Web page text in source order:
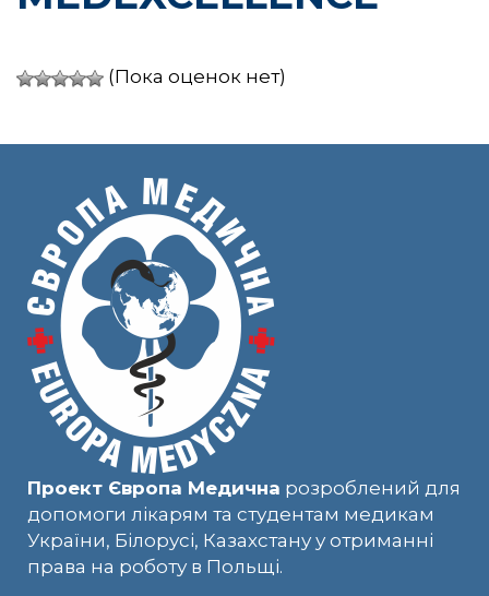
(Пока оценок нет)
Проект Європа Медична розроблений для
допомоги лікарям та студентам медикам
України, Білорусі, Казахстану у отриманні
права на роботу в Польщі.